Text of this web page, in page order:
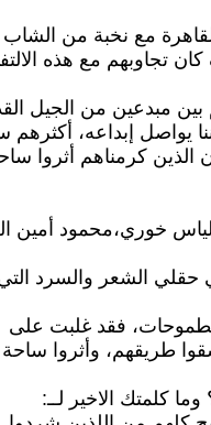
مع نخبة من الشاب
تجاوبهم مع هذه
مبدعين من الجيل
يواصل إبداعه، أكثرهم
الذين كرمناهم أثروا
خوري،محمود أمين
حقلي الشعر والسرد
الطموحات، فقد غلبت على
طريقهم، وأثروا ساحة
كلمتك الاخير لــ: